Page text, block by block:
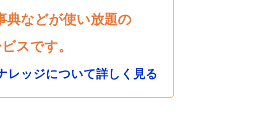
典などが使い放題の
スです。
レッジについて詳しく見る